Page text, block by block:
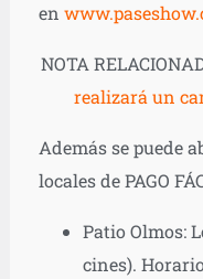
en
NOTA
realizará un
Además se puede
locales de PAGO
Patio Olmos:
cines).